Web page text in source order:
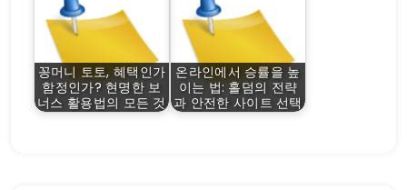
꽁머니 토토, 혜택인가
함정인가? 현명한 보
너스 활용법의 모든 것
온라인에서 승률을 높
이는 법: 홀덤의 전략
과 안전한 사이트 선택